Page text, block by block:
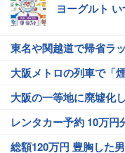
ヨーグルト
東名や関越道で帰省ラ
大阪メトロの列車で「
大阪の一等地に廃墟化
レンタカー予約 10万円
総額120万円 豊胸した